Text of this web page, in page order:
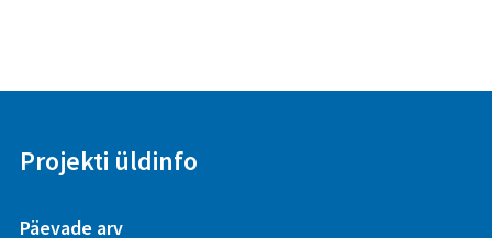
Projekti üldinfo
Päevade arv